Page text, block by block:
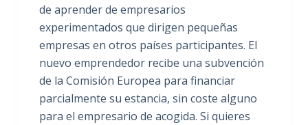
de aprender de empresarios
experimentados que dirigen pequeñas
empresas en otros países participantes. El
nuevo emprendedor recibe una subvención
de la Comisión Europea para financiar
parcialmente su estancia, sin coste alguno
para el empresario de acogida. Si quieres